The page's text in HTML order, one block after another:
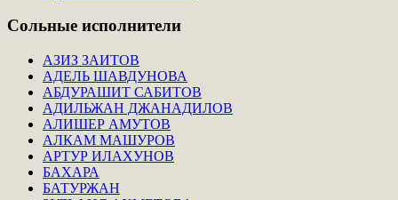
Сольные исполнители
АЗИЗ ЗАИТОВ
АДЕЛЬ ШАВДУНОВА
АБДУРАШИТ САБИТОВ
АДИЛЬЖАН ДЖАНАДИЛОВ
АЛИШЕР АМУТОВ
АЛКАМ МАШУРОВ
АРТУР ИЛАХУНОВ
БАХАРА
БАТУРЖАН